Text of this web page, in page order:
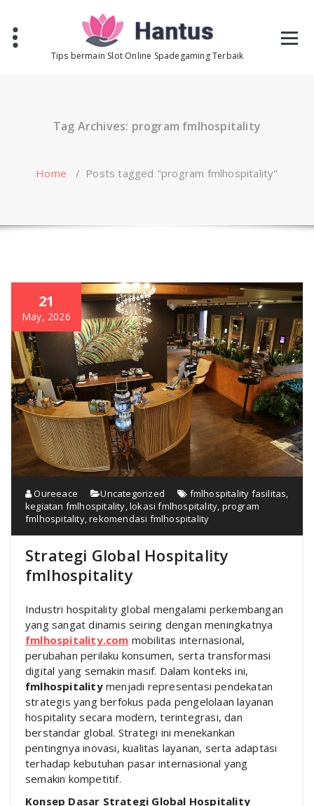
content
Tips bermain Slot Online Spadegaming Terbaik
Tag Archives: program fmlhospitality
Home / Posts tagged "program fmlhospitality"
21
May, 2026
Oureeace Uncategorized fmlhospitality fasilitas,
kegiatan fmlhospitality,lokasi fmlhospitality, program
fmlhospitality,rekomendasi fmlhospitality
Strategi Global Hospitality
fmlhospitality
Industri hospitality global mengalami perkembangan
yang sangat dinamis seiring dengan meningkatnya
fmlhospitality.com mobilitas internasional,
perubahan perilaku konsumen, serta transformasi
digital yang semakin masif. Dalam konteks ini,
fmlhospitalitymenjadi representasi pendekatan
strategis yang berfokus pada pengelolaan layanan
hospitality secara modern, terintegrasi, dan
berstandar global. Strategi ini menekankan
pentingnya inovasi, kualitas layanan, serta adaptasi
terhadap kebutuhan pasar internasional yang
semakin kompetitif.
Konsep Dasar Strategi Global Hospitality